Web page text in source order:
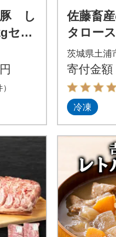
豚 し
セッ
円
佐藤畜
タロー
茨城県土浦
寄付金額
冷凍